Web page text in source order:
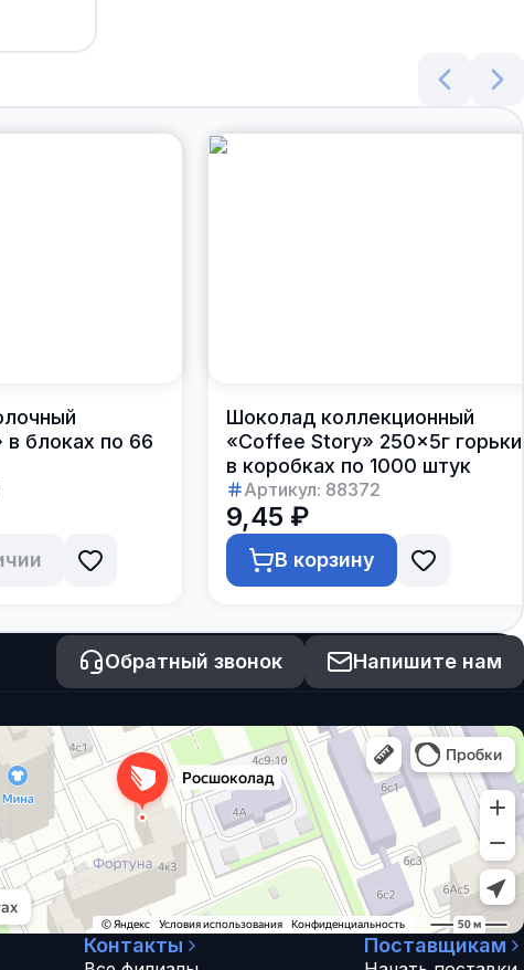
блоках по 66
Шоколад коллекционный
«Coffee Story» 250×5г
в коробках по 1000 штук
Артикул: 88372
9,45 ₽
В корзину
Обратный звонок Напишите нам
Контакты Поставщикам